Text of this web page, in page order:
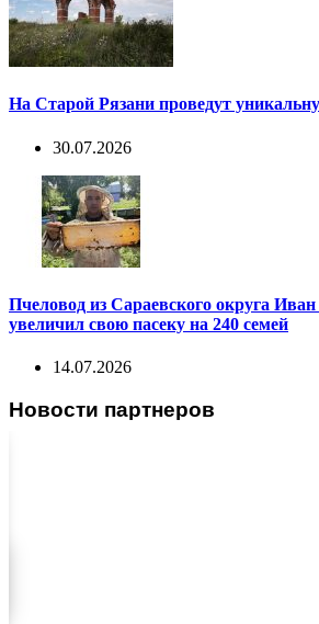
На Старой Рязани проведут
30.07.2026
Пчеловод из Сараевского округа Иван
увеличил свою пасеку на 240 семей
14.07.2026
Новости партнеров